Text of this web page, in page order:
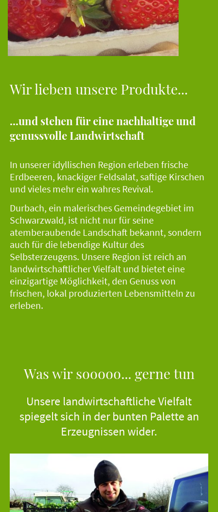
Wir lieben unsere Produkte...
...und stehen für eine nachhaltige und
genussvolle Landwirtschaft
In unserer idyllischen Region erleben frische
Erdbeeren, knackiger Feldsalat, saftige Kirschen
und vieles mehr ein wahres Revival.
Durbach, ein malerisches Gemeindegebiet im
Schwarzwald, ist nicht nur für seine
atemberaubende Landschaft bekannt, sondern
auch für die lebendige Kultur des
Selbsterzeugens. Unsere Region ist reich an
landwirtschaftlicher Vielfalt und bietet eine
einzigartige Möglichkeit, den Genuss von
frischen, lokal produzierten Lebensmitteln zu
erleben.
Was wir sooooo... gerne tun
Unsere landwirtschaftliche Vielfalt
spiegelt sich in der bunten Palette an
Erzeugnissen wider.